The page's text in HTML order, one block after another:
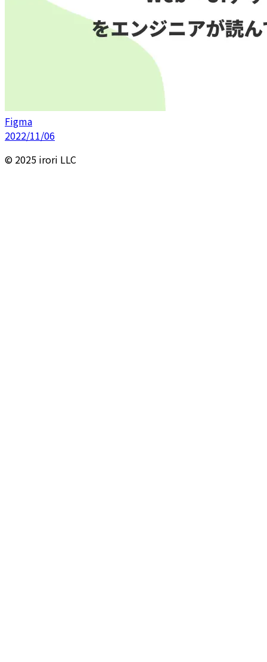
Figma
2022/11/06
© 2025 irori LLC